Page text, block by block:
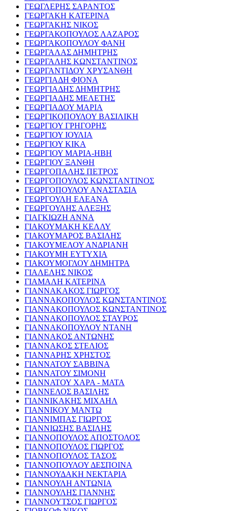
ΓΕΩΓΛΕΡΗΣ ΣΑΡΑΝΤΟΣ
ΓΕΩΡΓΑΚΗ ΚΑΤΕΡΙΝΑ
ΓΕΩΡΓΑΚΗΣ ΝΙΚΟΣ
ΓΕΩΡΓΑΚΟΠΟΥΛΟΣ ΛΑΖΑΡΟΣ
ΓΕΩΡΓΑΚΟΠΟΥΛΟΥ ΦΑΝΗ
ΓΕΩΡΓΑΛΑΣ ΔΗΜΗΤΡΗΣ
ΓΕΩΡΓΑΛΗΣ ΚΩΝΣΤΑΝΤΙΝΟΣ
ΓΕΩΡΓΑΝΤΙΔΟΥ ΧΡΥΣΑΝΘΗ
ΓΕΩΡΓΙΑΔΗ ΦΙΟΝΑ
ΓΕΩΡΓΙΑΔΗΣ ΔΗΜΗΤΡΗΣ
ΓΕΩΡΓΙΑΔΗΣ ΜΕΛΕΤΗΣ
ΓΕΩΡΓΙΑΔΟΥ ΜΑΡΙΑ
ΓΕΩΡΓΙΚΟΠΟΥΛΟΥ ΒΑΣΙΛΙΚΗ
ΓΕΩΡΓΙΟΥ ΓΡΗΓΟΡΗΣ
ΓΕΩΡΓΙΟΥ ΙΟΥΛΙΑ
ΓΕΩΡΓΙΟΥ ΚΙΚΑ
ΓΕΩΡΓΙΟΥ ΜΑΡΙΑ-ΗΒΗ
ΓΕΩΡΓΙΟΥ ΞΑΝΘΗ
ΓΕΩΡΓΟΠΑΛΗΣ ΠΕΤΡΟΣ
ΓΕΩΡΓΟΠΟΥΛΟΣ ΚΩΝΣΤΑΝΤΙΝΟΣ
ΓΕΩΡΓΟΠΟΥΛΟΥ ΑΝΑΣΤΑΣΙΑ
ΓΕΩΡΓΟΥΛΗ ΕΛΕΑΝΑ
ΓΕΩΡΓΟΥΛΗΣ ΑΛΕΞΗΣ
ΓΙΑΓΚΙΩΖΗ ΑΝΝΑ
ΓΙΑΚΟΥΜΑΚΗ ΚΕΛΛΥ
ΓΙΑΚΟΥΜΑΡΟΣ ΒΑΣΙΛΗΣ
ΓΙΑΚΟΥΜΕΛΟΥ ΑΝΔΡΙΑΝΗ
ΓΙΑΚΟΥΜΗ ΕΥΤΥΧΙΑ
ΓΙΑΚΟΥΜΟΓΛΟΥ ΔΗΜΗΤΡΑ
ΓΙΑΛΕΛΗΣ ΝΙΚΟΣ
ΓΙΑΜΑΛΗ ΚΑΤΕΡΙΝΑ
ΓΙΑΝΝΑΚΑΚΟΣ ΓΙΩΡΓΟΣ
ΓΙΑΝΝΑΚΟΠΟΥΛΟΣ ΚΩΝΣΤΑΝΤΙΝΟΣ
ΓΙΑΝΝΑΚΟΠΟΥΛΟΣ ΚΩΝΣΤΑΝΤΙΝΟΣ
ΓΙΑΝΝΑΚΟΠΟΥΛΟΣ ΣΤΑΥΡΟΣ
ΓΙΑΝΝΑΚΟΠΟΥΛΟΥ ΝΤΑΝΗ
ΓΙΑΝΝΑΚΟΣ ΑΝΤΩΝΗΣ
ΓΙΑΝΝΑΚΟΣ ΣΤΕΛΙΟΣ
ΓΙΑΝΝΑΡΗΣ ΧΡΗΣΤΟΣ
ΓΙΑΝΝΑΤΟΥ ΣΑΒΒΙΝΑ
ΓΙΑΝΝΑΤΟΥ ΣΙΜΟΝΗ
ΓΙΑΝΝΑΤΟΥ ΧΑΡΑ - ΜΑΤΑ
ΓΙΑΝΝΕΛΟΣ ΒΑΣΙΛΗΣ
ΓΙΑΝΝΙΚΑΚΗΣ ΜΙΧΑΗΛ
ΓΙΑΝΝΙΚΟΥ ΜΑΝΤΩ
ΓΙΑΝΝΙΜΠΑΣ ΓΙΩΡΓΟΣ
ΓΙΑΝΝΙΩΣΗΣ ΒΑΣΙΛΗΣ
ΓΙΑΝΝΟΠΟΥΛΟΣ ΑΠΟΣΤΟΛΟΣ
ΓΙΑΝΝΟΠΟΥΛΟΣ ΓΙΩΡΓΟΣ
ΓΙΑΝΝΟΠΟΥΛΟΣ ΤΑΣΟΣ
ΓΙΑΝΝΟΠΟΥΛΟΥ ΔΕΣΠΟΙΝΑ
ΓΙΑΝΝΟΥΔΑΚΗ ΝΕΚΤΑΡΙΑ
ΓΙΑΝΝΟΥΛΗ ΑΝΤΩΝΙΑ
ΓΙΑΝΝΟΥΛΗΣ ΓΙΑΝΝΗΣ
ΓΙΑΝΝΟΥΤΣΟΣ ΓΙΩΡΓΟΣ